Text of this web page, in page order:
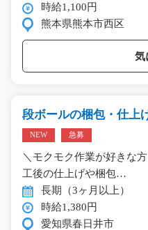
時給1,100円
熊本県熊本市西区
気
段ボールの梱包・仕上
NEW 急募
＼モクモク作業が好きな
工後の仕上げや梱包…
長期（3ヶ月以上）
時給1,380円
愛知県春日井市